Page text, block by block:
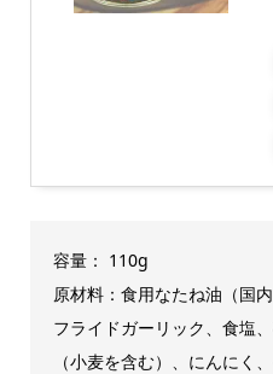
容量： 110g
原材料：食用なたね油（国
フライドガーリック、食塩
（小麦を含む）、にんにく